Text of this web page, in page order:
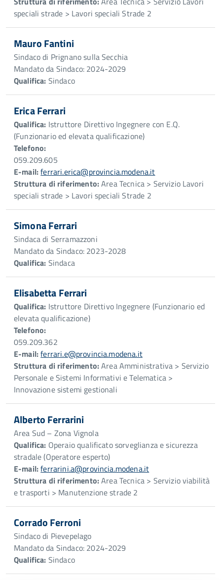
speciali strade > Lavori speciali Strade 2
Mauro Fantini
Sindaco di Prignano sulla Secchia
Mandato da Sindaco: 2024-2029
Qualifica: Sindaco
Erica Ferrari
Qualifica: Istruttore Direttivo Ingegnere con E.Q.
(Funzionario ed elevata qualificazione)
Telefono:
059.209.605
E-mail:ferrari.erica@provincia.modena.it
Struttura di riferimento:Area Tecnica > Servizio Lavori
speciali strade > Lavori speciali Strade 2
Simona Ferrari
Sindaca di Serramazzoni
Mandato da Sindaco: 2023-2028
Qualifica: Sindaca
Elisabetta Ferrari
Qualifica: Istruttore Direttivo Ingegnere (Funzionario ed
elevata qualificazione)
Telefono:
059.209.362
E-mail:ferrari.e@provincia.modena.it
Struttura di riferimento:Area Amministrativa > Servizio
Personale e Sistemi Informativi e Telematica >
Innovazione sistemi gestionali
Alberto Ferrarini
Area Sud – Zona Vignola
Qualifica: Operaio qualificato sorveglianza e sicurezza
stradale (Operatore esperto)
E-mail:ferrarini.a@provincia.modena.it
Struttura di riferimento:Area Tecnica > Servizio viabilità
e trasporti > Manutenzione strade 2
Corrado Ferroni
Sindaco di Pievepelago
Mandato da Sindaco: 2024-2029
Qualifica: Sindaco